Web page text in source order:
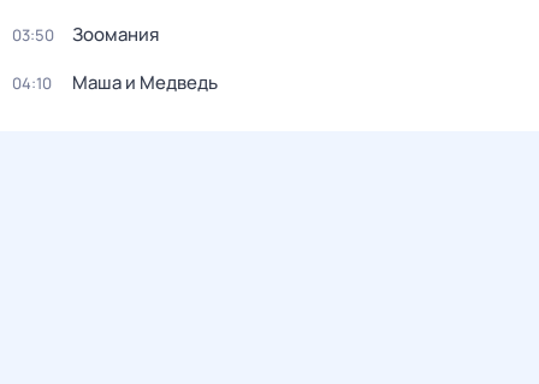
03:50 Зоомания
04:10 Маша и Медведь